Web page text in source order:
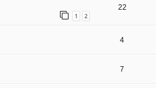
1 2
22
4
7